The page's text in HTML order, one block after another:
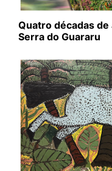
Quatro décadas
Serra do Guararu